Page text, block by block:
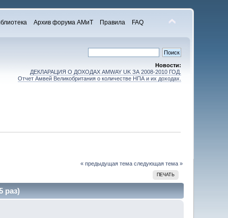
Архив форума АМиТ Правила FAQ
Новости:
ДЕКЛАРАЦИЯ О ДОХОДАХ AMWAY UK ЗА 2008-2010 ГОД.
Отчет Амвей Великобритания о количестве НПА и их доходах.
« предыдущая тема следующая тема »
ПЕЧАТЬ
раз)